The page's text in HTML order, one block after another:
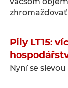
Pily LT15:
Nyní se slevou